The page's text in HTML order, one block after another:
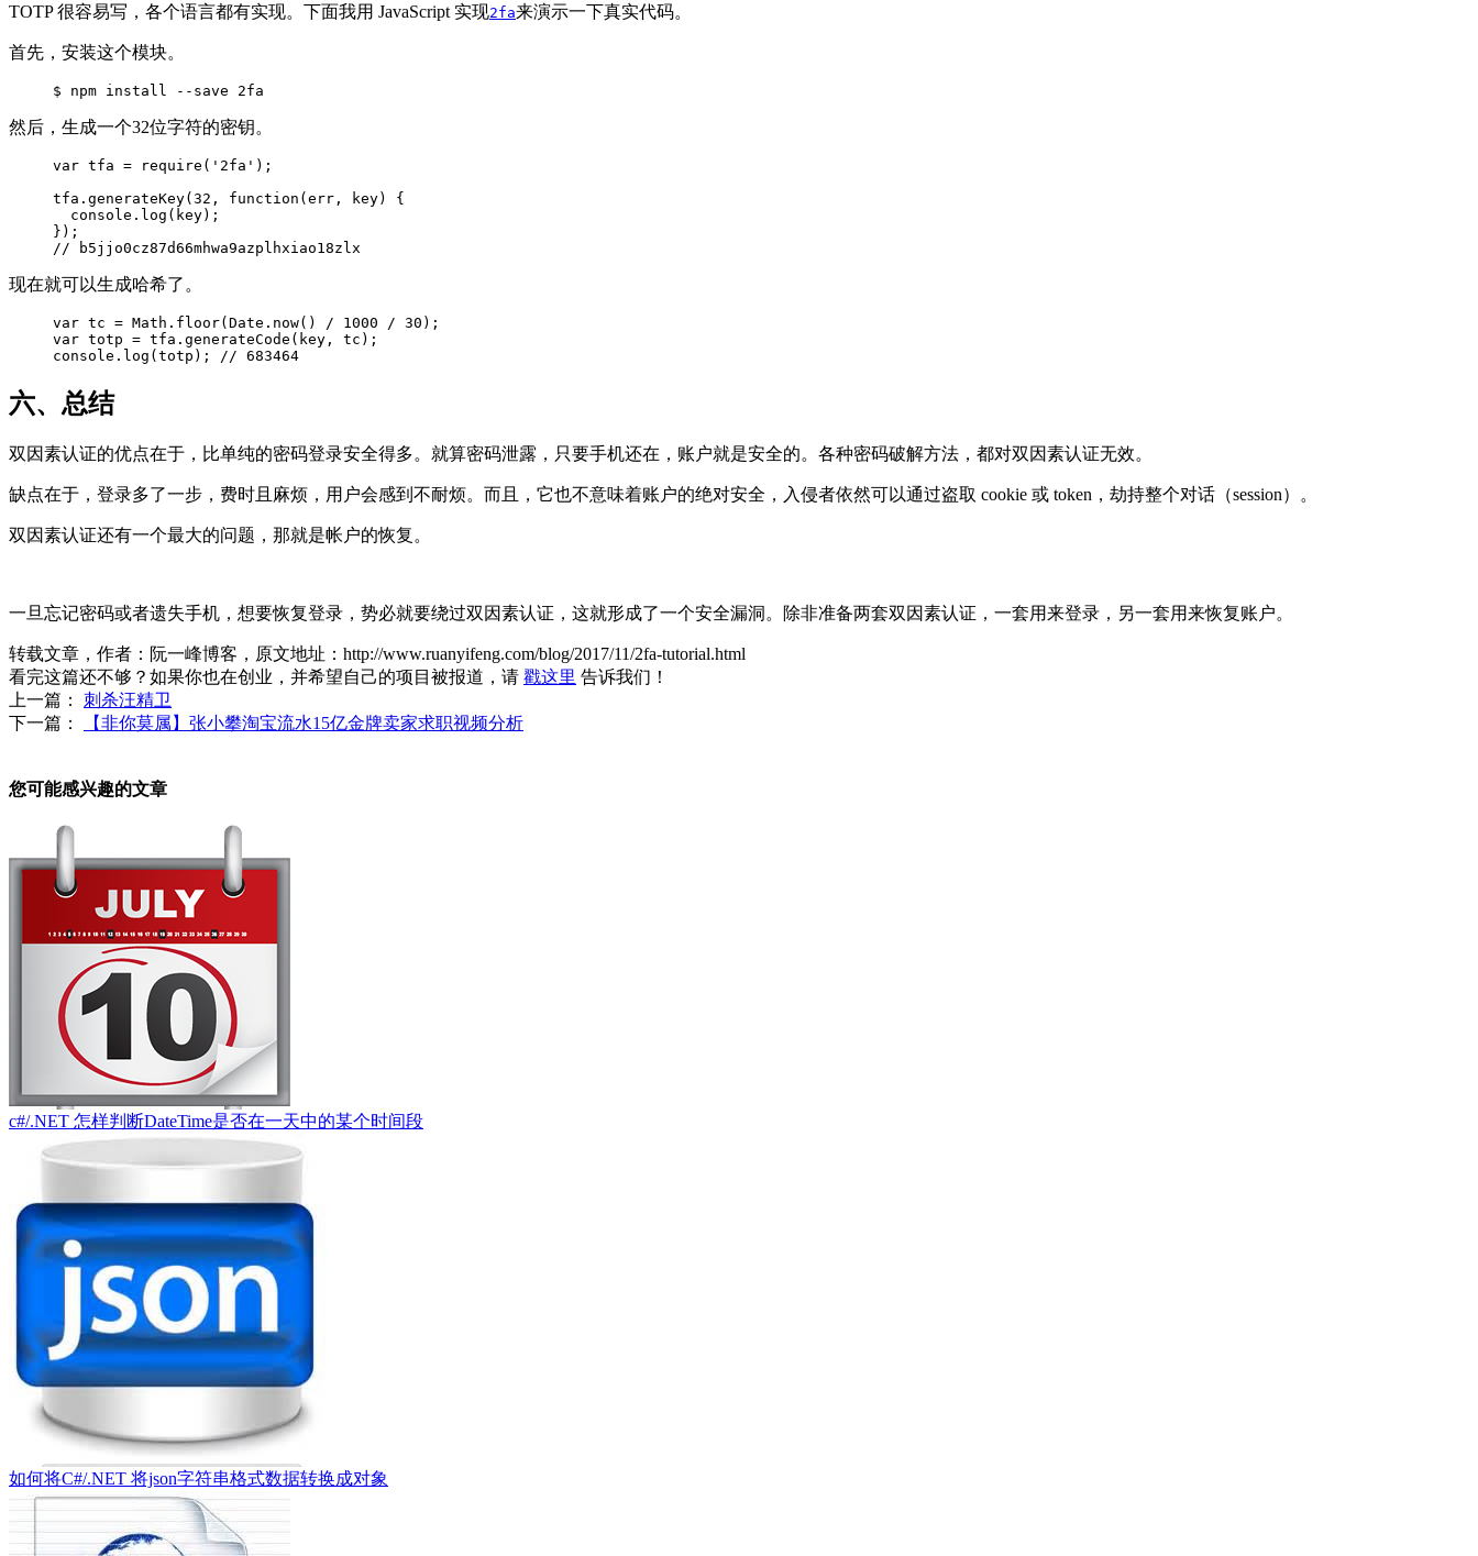
TOTP 很容易写，各个语言都有实现。下面我用 JavaScript 实现2fa来演示一下真实代码。
首先，安装这个模块。
$ npm install --save 2fa
然后，生成一个32位字符的密钥。
var tfa = require('2fa');
tfa.generateKey(32, function(err, key) {
console.log(key);
});
// b5jjo0cz87d66mhwa9azplhxiao18zlx
现在就可以生成哈希了。
var tc = Math.floor(Date.now() / 1000 / 30);
var totp = tfa.generateCode(key, tc);
console.log(totp); // 683464
六、总结
双因素认证的优点在于，比单纯的密码登录安全得多。就算密码泄露，只要手机还在，账户就是安全的。各种密码破解方法，都对双因素认证无效。
缺点在于，登录多了一步，费时且麻烦，用户会感到不耐烦。而且，它也不意味着账户的绝对安全，入侵者依然可以通过盗取 cookie 或 token，劫持整个对话（session）。
双因素认证还有一个最大的问题，那就是帐户的恢复。
一旦忘记密码或者遗失手机，想要恢复登录，势必就要绕过双因素认证，这就形成了一个安全漏洞。除非准备两套双因素认证，一套用来登录，另一套用来恢复账户。
转载文章，作者：阮一峰博客 ，原文地址：http://www.ruanyifeng.com/blog/2017/11/2fa-tutorial.html
看完这篇还不够？如果你也在创业，并希望自己的项目被报道，请 戳这里 告诉我们！
上一篇：
刺杀汪精卫
下一篇：
【非你莫属】张小攀淘宝流水15亿金牌卖家求职视频分析
您可能感兴趣的文章
c#/.NET 怎样判断DateTime是否在一天中的某个时间段
如何将C#/.NET 将json字符串格式数据转换成对象